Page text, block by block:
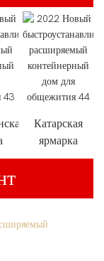
Катарская
ярмарка